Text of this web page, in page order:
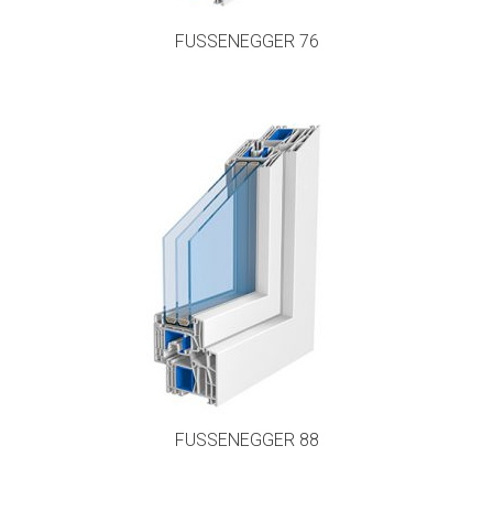
FUSSENEGGER 76
FUSSENEGGER 88